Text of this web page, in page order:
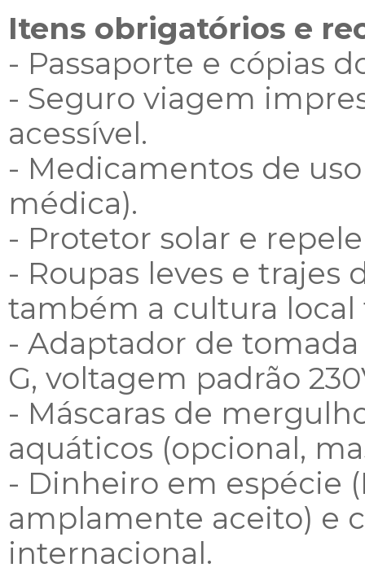
Itens obrigatórios e
- Passaporte e cópias
- Seguro viagem
acessível.
- Medicamentos de
médica).
- Protetor solar e
- Roupas leves e trajes
também a cultura local
- Adaptador de
G, voltagem padrão
- Máscaras de
aquáticos (opcional,
- Dinheiro em espécie
amplamente aceito) e
internacional.